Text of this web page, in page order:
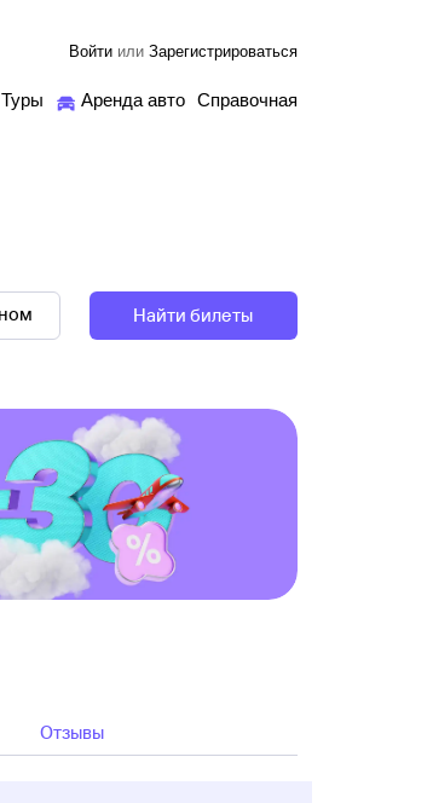
Войти или Зарегистрироваться
Туры Аренда авто Справочная
Найти билеты
Отзывы